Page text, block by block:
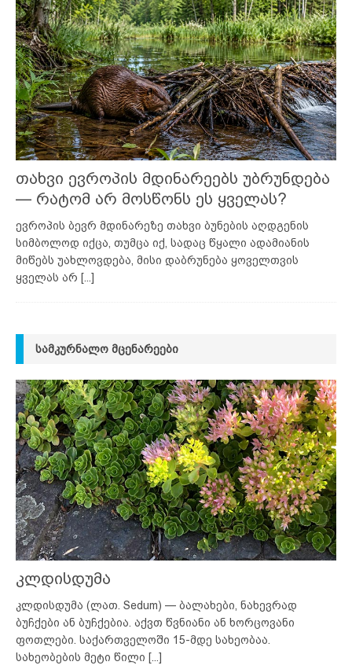
თახვი ევროპის მდინარეებს უბრუნდება
— რატომ არ მოსწონს ეს ყველას?
ევროპის ბევრ მდინარეზე თახვი ბუნების აღდგენის
სიმბოლოდ იქცა, თუმცა იქ, სადაც წყალი ადამიანის
მიწებს უახლოვდება, მისი დაბრუნება ყოველთვის
ყველას არ [...]
ᲡᲐᲛᲙᲣᲠᲜᲐᲚᲝ ᲛᲪᲔᲜᲐᲠᲔᲔᲑᲘ
კლდისდუმა
კლდისდუმა (ლათ. Sedum) — ბალახები, ნახევრად
ბუჩქები ან ბუჩქებია. აქვთ წვნიანი ან ხორცოვანი
ფოთლები. საქართველოში 15-მდე სახეობაა.
სახეობების მეტი წილი [...]